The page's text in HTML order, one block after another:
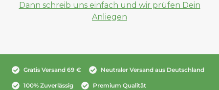
Dann schreib uns einfach und wir prüfen Dein
Anliegen
Gratis Versand 69 € Neutraler Versand aus Deutschland
100% Zuverlässig Premium Qualität